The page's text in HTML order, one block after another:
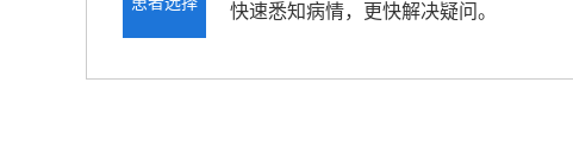
快速悉知病情，更快解决疑问。